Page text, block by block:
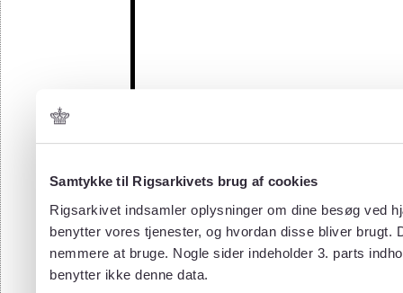
Samtykke til Rigsarkivets brug af cookies
Rigsarkivet indsamler oplysninger om dine besøg ved
benytter vores tjenester, og hvordan disse bliver
nemmere at bruge. Nogle sider indeholder 3. parts
benytter ikke denne data.